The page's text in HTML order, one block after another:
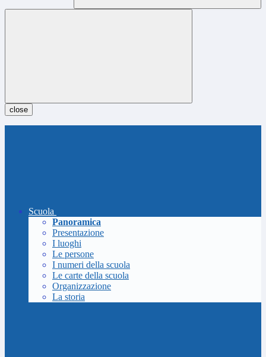
close
Scuola
Panoramica
Presentazione
I luoghi
Le persone
I numeri della scuola
Le carte della scuola
Organizzazione
La storia